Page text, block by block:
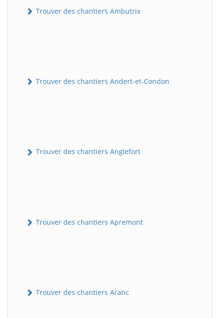
Trouver des chantiers Ambutrix
Trouver des chantiers Andert-et-Condon
Trouver des chantiers Anglefort
Trouver des chantiers Apremont
Trouver des chantiers Aranc